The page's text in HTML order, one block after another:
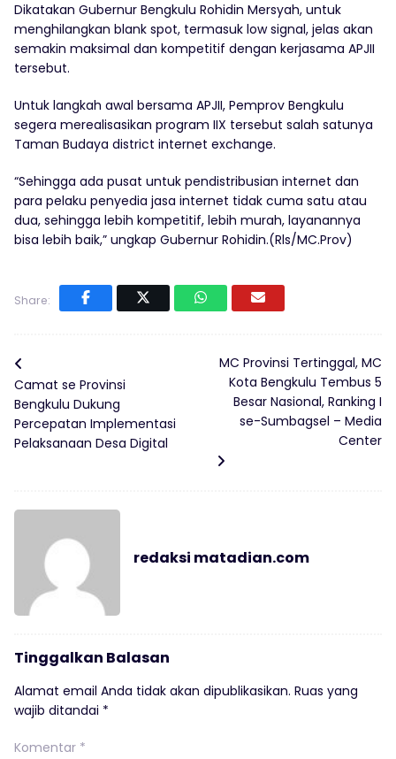
Dikatakan Gubernur Bengkulu Rohidin Mersyah, untuk
menghilangkan blank spot, termasuk low signal, jelas akan
semakin maksimal dan kompetitif dengan kerjasama APJII
tersebut.
Untuk langkah awal bersama APJII, Pemprov Bengkulu
segera merealisasikan program IIX tersebut salah satunya
Taman Budaya district internet exchange.
“Sehingga ada pusat untuk pendistribusian internet dan
para pelaku penyedia jasa internet tidak cuma satu atau
dua, sehingga lebih kompetitif, lebih murah, layanannya
bisa lebih baik,” ungkap Gubernur Rohidin.(Rls/MC.Prov)
Share:
Camat se Provinsi
Bengkulu Dukung
Percepatan Implementasi
Pelaksanaan Desa Digital
MC Provinsi Tertinggal, MC
Kota Bengkulu Tembus 5
Besar Nasional, Ranking I
se-Sumbagsel – Media
Center
redaksi matadian.com
Tinggalkan Balasan
Alamat email Anda tidak akan dipublikasikan. Ruas yang
wajib ditandai *
Komentar *